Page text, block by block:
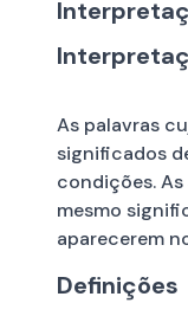
As palavras
significados
condições.
mesmo
aparecerem
Definições